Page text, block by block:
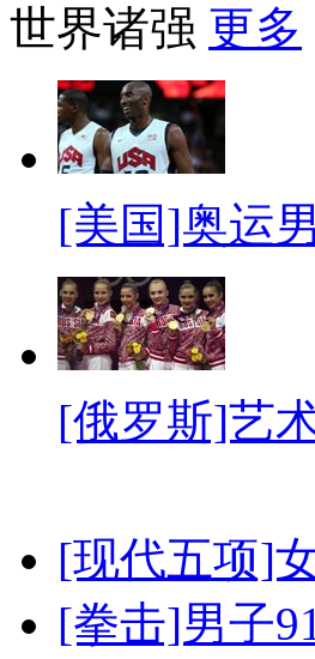
世界诸强 更多
[美国]奥运
[俄罗斯]艺
[现代五项]
[拳击]男子